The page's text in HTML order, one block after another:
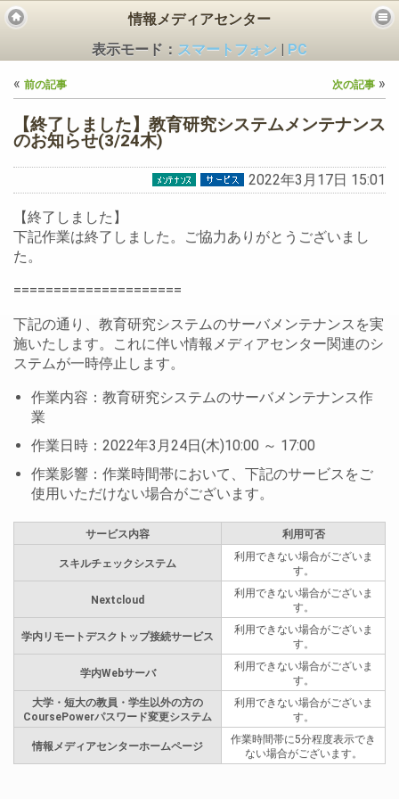
情報メディアセンター
表示モード： スマートフォン
PC
« 前の記事 次の記事 »
【終了しました】教育研究システムメンテナンス
のお知らせ(3/24木)
2022年3月17日 15:01
【終了しました】
下記作業は終了しました。ご協力ありがとうございまし
た。
=====================
下記の通り、教育研究システムのサーバメンテナンスを実
施いたします。これに伴い情報メディアセンター関連のシ
ステムが一時停止します。
作業内容：教育研究システムのサーバメンテナンス作
業
作業日時：2022年3月24日(木)10:00 ～ 17:00
作業影響：作業時間帯において、下記のサービスをご
使用いただけない場合がございます。
サービス内容 利用可否
スキルチェックシステム
利用できない場合がございま
す。
Nextcloud
利用できない場合がございま
す。
学内リモートデスクトップ接続サービス
利用できない場合がございま
す。
学内Webサーバ
利用できない場合がございま
す。
大学・短大の教員・学生以外の方の
CoursePowerパスワード変更システム
利用できない場合がございま
す。
情報メディアセンターホームページ
作業時間帯に5分程度表示でき
ない場合がございます。